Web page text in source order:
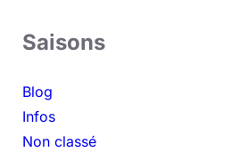
Saisons
Blog
Infos
Non classé